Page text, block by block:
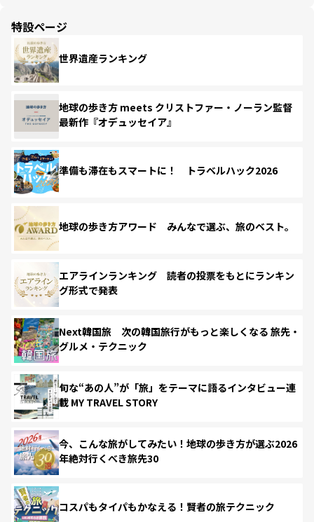
特設ページ
世界遺産ランキング
地球の歩き方 meets クリストファー・ノーラン監督
最新作『オデュッセイア』
準備も滞在もスマートに！ トラベルハック2026
地球の歩き方アワード みんなで選ぶ、旅のベスト。
エアラインランキング 読者の投票をもとにランキン
グ形式で発表
Next韓国旅 次の韓国旅行がもっと楽しくなる 旅先・
グルメ・テクニック
旬な“あの人”が「旅」をテーマに語るインタビュー連
載 MY TRAVEL STORY
今、こんな旅がしてみたい！地球の歩き方が選ぶ2026
年絶対行くべき旅先30
コスパもタイパもかなえる！賢者の旅テクニック